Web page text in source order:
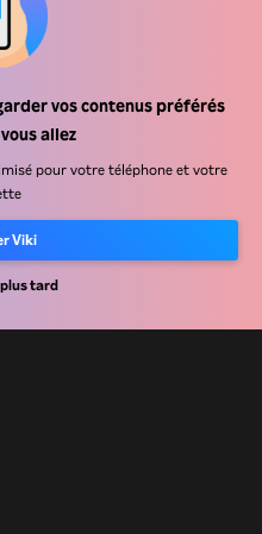
vos contenus préférés
allez
pour votre téléphone et votre
Viki
tard